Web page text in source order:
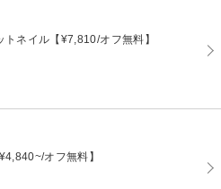
トネイル【¥7,810/オフ無料】
オフ無料】